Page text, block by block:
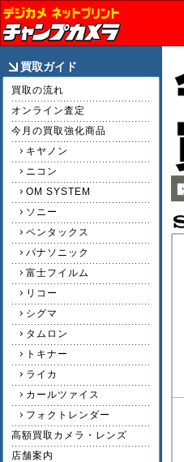
買取ガイド
買取の流れ
オンライン査定
今月の買取強化商品
キヤノン
ニコン
OM SYSTEM
ソニー
ペンタックス
パナソニック
富士フイルム
リコー
シグマ
タムロン
トキナー
ライカ
カールツァイス
フォクトレンダー
高額買取カメラ・レンズ
店舗案内